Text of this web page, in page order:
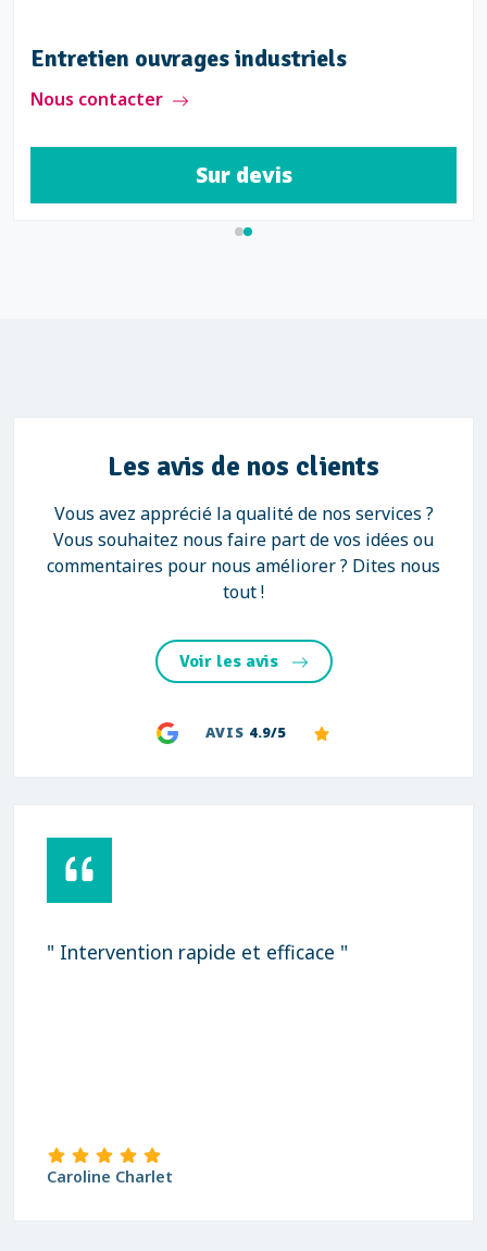
Entretien ouvrages industriels
Nous contacter
Sur devis
Les avis de nos clients
Vous avez apprécié la qualité de nos services ?
Vous souhaitez nous faire part de vos idées ou
commentaires pour nous améliorer ? Dites nous
tout !
Voir les avis
AVIS 4.9/5
" Intervention rapide et efficace "
Caroline Charlet